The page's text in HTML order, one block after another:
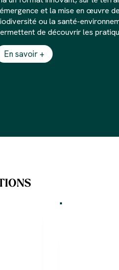
et la mise en œuvre
ou la santé-
de découvrir les
En savoir +